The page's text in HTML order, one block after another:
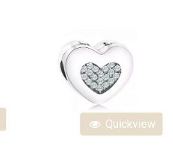
Quickview